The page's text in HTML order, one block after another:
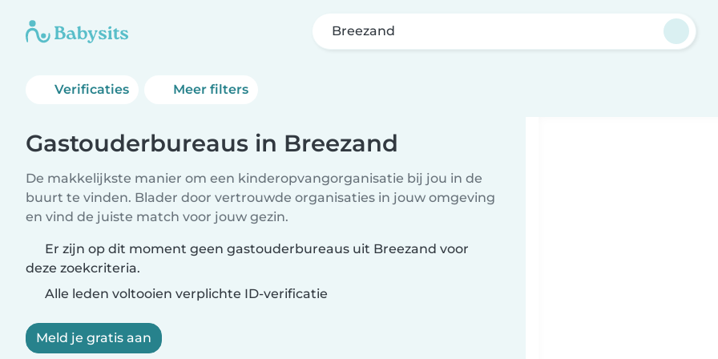
Breezand
Verificaties Meer filters
Gastouderbureaus in Breezand
De makkelijkste manier om een kinderopvangorganisatie bij jou in de
buurt te vinden. Blader door vertrouwde organisaties in jouw omgeving
en vind de juiste match voor jouw gezin.
Er zijn op dit moment geen gastouderbureaus uit Breezand voor
deze zoekcriteria.
Alle leden voltooien verplichte ID-verificatie
Meld je gratis aan